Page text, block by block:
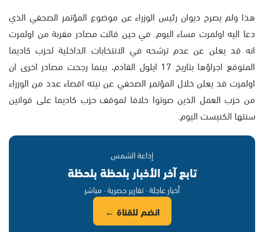
هذا ولم يصرح ديوان رئيس الوزراء عن موضوع المؤتمر الصحفي الذي
دعا اليه اولمرت مساء اليوم. في حين قالت مصادر مقربة من اولمرت
انه قد يعلن عن عدم ترشحه في الانتخابات الداخلية لحزب كاديما
المتوقع اجراؤها بتاريخ 17 ايلول القادم، بينما رجحت مصادر اخرى ان
اولمرت قد يعلن خلال المؤتمر الصحفي عن نيته اقصاء عدد من الوزراء
من حزب العمل الذين صوتوا خلافا لموقف حزب كاديما على قوانين
سنتها الكنيست اليوم.
إذاعة الشمس
تابع آخر الأخبار بلحظة بلحظة
أخبار عاجلة · تقارير حصرية · مباشر
انضم للقناة ←